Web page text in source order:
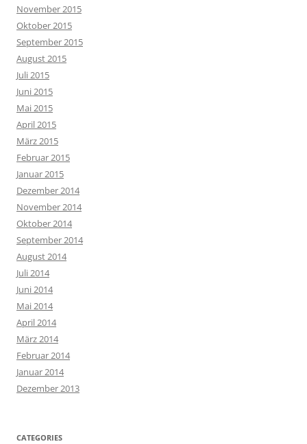
November 2015
Oktober 2015
September 2015
August 2015
Juli 2015
Juni 2015
Mai 2015
April 2015
März 2015
Februar 2015
Januar 2015
Dezember 2014
November 2014
Oktober 2014
September 2014
August 2014
Juli 2014
Juni 2014
Mai 2014
April 2014
März 2014
Februar 2014
Januar 2014
Dezember 2013
CATEGORIES